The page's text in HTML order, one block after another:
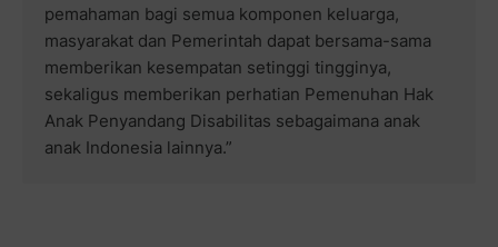
pemahaman bagi semua komponen keluarga,
masyarakat dan Pemerintah dapat bersama-sama
memberikan kesempatan setinggi tingginya,
sekaligus memberikan perhatian Pemenuhan Hak
Anak Penyandang Disabilitas sebagaimana anak
anak Indonesia lainnya.”